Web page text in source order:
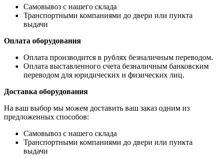
Самовывоз с нашего склада
Транспортными компаниями до двери или пункта
выдачи
Оплата оборудования
Оплата производится в рублях безналичным переводом.
Оплата выставленного счета безналичным банковским
переводом для юридических и физических лиц.
Доставка оборудования
На ваш выбор мы можем доставить ваш заказ одним из
предложенных способов:
Самовывоз с нашего склада
Транспортными компаниями до двери или пункта
выдачи